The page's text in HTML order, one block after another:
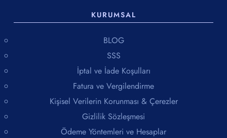
KURUMSAL
BLOG
SSS
İptal ve İade Koşulları
Fatura ve Vergilendirme
Kişisel Verilerin Korunması & Çerezler
Gizlilik Sözleşmesi
Ödeme Yöntemleri ve Hesaplar